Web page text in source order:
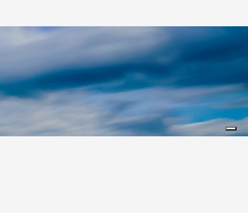
Leaflet|©Koobcamp S.r.l.